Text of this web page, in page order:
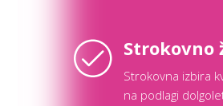
Strokovno
Strokovna izbira
na podlagi